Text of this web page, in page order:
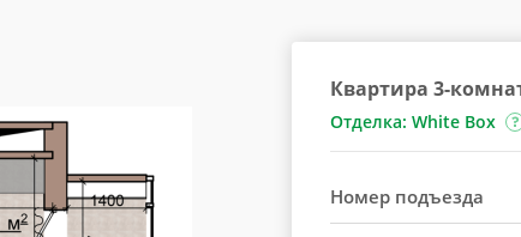
Квартира 3-
Отделка: White Box
Номер подъезда